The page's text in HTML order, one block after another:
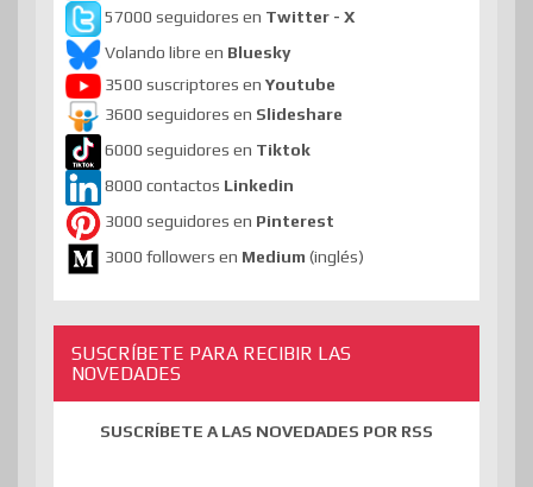
57000 seguidores en Twitter - X
Volando libre en Bluesky
3500 suscriptores en Youtube
3600 seguidores en Slideshare
6000 seguidores en Tiktok
8000 contactos Linkedin
3000 seguidores en Pinterest
3000 followers en Medium (inglés)
SUSCRÍBETE PARA RECIBIR LAS
NOVEDADES
SUSCRÍBETE A LAS NOVEDADES POR RSS